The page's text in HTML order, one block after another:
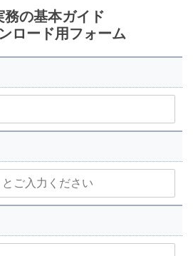
務の基本ガイド
ロード用フォーム